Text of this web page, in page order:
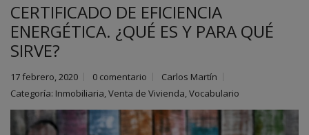
CERTIFICADO DE EFICIENCIA
ENERGÉTICA. ¿QUÉ ES Y PARA QUÉ
SIRVE?
17 febrero, 2020 0 comentario
Carlos Martín
Categoría: Inmobiliaria,Venta de Vivienda,Vocabulario